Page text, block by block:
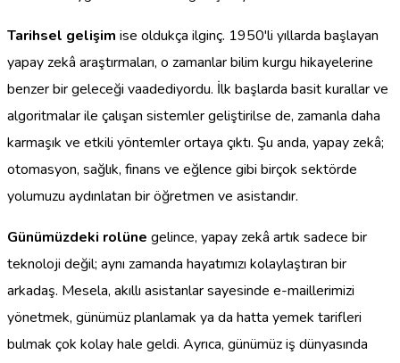
Tarihsel gelişim ise oldukça ilginç. 1950'li yıllarda başlayan
yapay zekâ araştırmaları, o zamanlar bilim kurgu hikayelerine
benzer bir geleceği vaadediyordu. İlk başlarda basit kurallar ve
algoritmalar ile çalışan sistemler geliştirilse de, zamanla daha
karmaşık ve etkili yöntemler ortaya çıktı. Şu anda, yapay zekâ;
otomasyon, sağlık, finans ve eğlence gibi birçok sektörde
yolumuzu aydınlatan bir öğretmen ve asistandır.
Günümüzdeki rolüne gelince, yapay zekâ artık sadece bir
teknoloji değil; aynı zamanda hayatımızı kolaylaştıran bir
arkadaş. Mesela, akıllı asistanlar sayesinde e-maillerimizi
yönetmek, günümüz planlamak ya da hatta yemek tarifleri
bulmak çok kolay hale geldi. Ayrıca, günümüz iş dünyasında